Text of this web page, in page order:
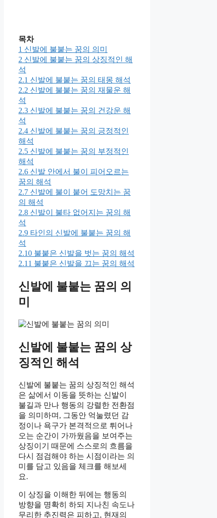
목차
1 신발에 불붙는 꿈의 의미
2 신발에 불붙는 꿈의 상징적인 해
석
2.1 신발에 불붙는 꿈의 태몽 해석
2.2 신발에 불붙는 꿈의 재물운 해
석
2.3 신발에 불붙는 꿈의 건강운 해
석
2.4 신발에 불붙는 꿈의 긍정적인
해석
2.5 신발에 불붙는 꿈의 부정적인
해석
2.6 신발 안에서 불이 피어오르는
꿈의 해석
2.7 신발에 불이 붙어 도망치는 꿈
의 해석
2.8 신발이 불타 없어지는 꿈의 해
석
2.9 타인의 신발에 불붙는 꿈의 해
석
2.10 불붙은 신발을 벗는 꿈의 해석
2.11 불붙은 신발을 끄는 꿈의 해석
신발에 불붙는 꿈의 의
미
신발에 불붙는 꿈의 상
징적인 해석
신발에 불붙는 꿈의 상징적인 해석
은 삶에서 이동을 뜻하는 신발이
불길과 만나 행동의 강렬한 전환점
을 의미하며, 그동안 억눌렸던 감
정이나 욕구가 본격적으로 튀어나
오는 순간이 가까웠음을 보여주는
상징이기 때문에 스스로의 흐름을
다시 점검해야 하는 시점이라는 의
미를 담고 있음을 체크를 해보세
요.
이 상징을 이해한 뒤에는 행동의
방향을 명확히 하되 지나친 속도나
무리한 추진력은 피하고, 현재의